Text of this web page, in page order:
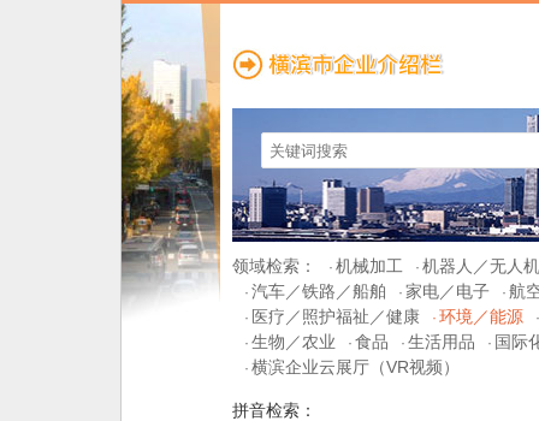
领域检索： · 机械加工 · 机器人／无人机
· 汽车／铁路／船舶 · 家电／电子 · 航
· 医疗／照护福祉／健康 · 环境／能源
·
· 生物／农业 · 食品 · 生活用品 · 国际
· 横滨企业云展厅（VR视频）
拼音检索：